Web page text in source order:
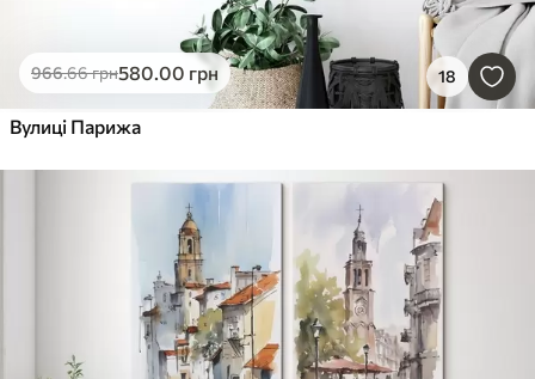
966.66грн580.00 грн 18
Вулиці Парижа